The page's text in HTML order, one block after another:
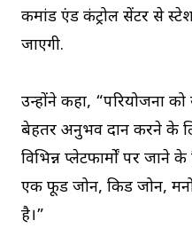
कमांड एंड कंट्रोल सेंटर से
जाएगी.
उन्होंने कहा, “परियोजना
बेहतर अनुभव प्रदान करने के
विभिन्न प्लेटफार्मों पर
एक फूड जोन, किड जोन,
है।”